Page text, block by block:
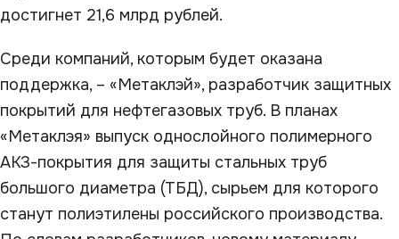
достигнет 21,6 млрд рублей.
Среди компаний, которым будет оказана
поддержка, – «Метаклэй», разработчик защитных
покрытий для нефтегазовых труб. В планах
«Метаклэя» выпуск однослойного полимерного
АКЗ-покрытия для защиты стальных труб
большого диаметра (ТБД), сырьем для которого
станут полиэтилены российского производства.